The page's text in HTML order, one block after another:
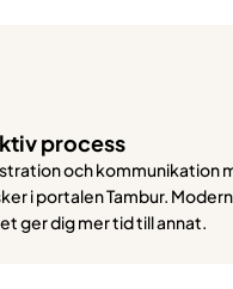
process
och kommunikation
i portalen Tambur.
ger dig mer tid till annat.